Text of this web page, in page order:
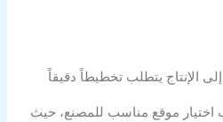
الإنتاج يتطلب تخطيطاً دقيقاً
اختيار موقع مناسب للمصنع، حيث